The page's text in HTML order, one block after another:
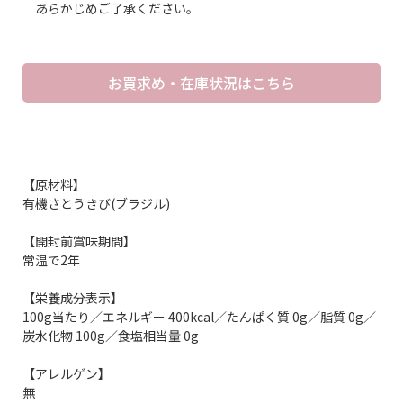
あらかじめご了承ください。
お買求め・在庫状況はこちら
【原材料】
有機さとうきび(ブラジル)
【開封前賞味期間】
常温で2年
【栄養成分表示】
100g当たり／エネルギー 400kcal／たんぱく質 0g／脂質 0g／
炭水化物 100g／食塩相当量 0g
【アレルゲン】
無